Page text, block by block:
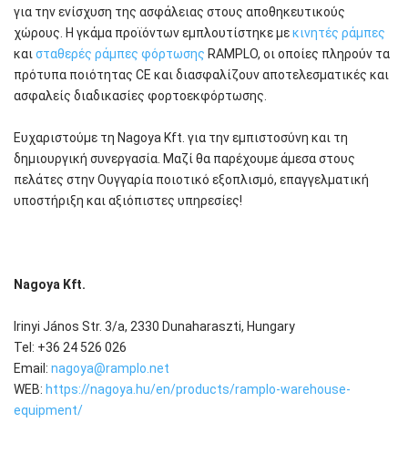
για την ενίσχυση της ασφάλειας στους αποθηκευτικούς
χώρους. Η γκάμα προϊόντων εμπλουτίστηκε μεκινητές ράμπες
και σταθερές ράμπες φόρτωσης RAMPLO, οι οποίες πληρούν τα
πρότυπα ποιότητας CE και διασφαλίζουν αποτελεσματικές και
ασφαλείς διαδικασίες φορτοεκφόρτωσης.
Ευχαριστούμε τη Nagoya Kft. για την εμπιστοσύνη και τη
δημιουργική συνεργασία. Μαζί θα παρέχουμε άμεσα στους
πελάτες στην Ουγγαρία ποιοτικό εξοπλισμό, επαγγελματική
υποστήριξη και αξιόπιστες υπηρεσίες!
Nagoya Kft.
Irinyi János Str. 3/a, 2330 Dunaharaszti, Hungary
Tel: +36 24 526 026
Email: nagoya@ramplo.net
WEB: https://nagoya.hu/en/products/ramplo-warehouse-
equipment/